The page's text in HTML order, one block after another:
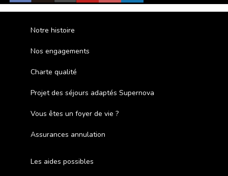
Notre histoire
Nos engagements
Charte qualité
Projet des séjours adaptés Supernova
Vous êtes un foyer de vie ?
Assurances annulation
Les aides possibles